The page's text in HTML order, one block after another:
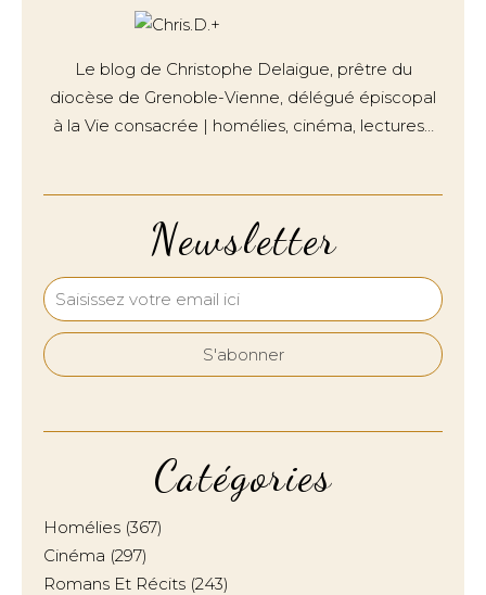
Newsletter
Catégories
Homélies (367)
Cinéma (297)
Romans Et Récits (243)
Le blog de Christophe Delaigue, prêtre du
diocèse de Grenoble-Vienne, délégué épiscopal
à la Vie consacrée | homélies, cinéma, lectures…